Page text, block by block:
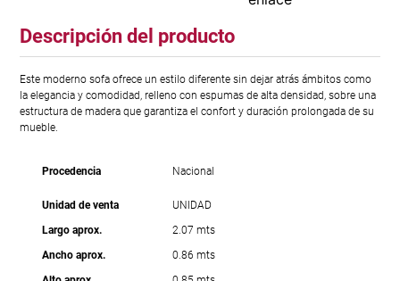
Descripción del producto
Este moderno sofa ofrece un estilo diferente sin dejar atrás ámbitos como
la elegancia y comodidad, relleno con espumas de alta densidad, sobre una
estructura de madera que garantiza el confort y duración prolongada de su
mueble.
Procedencia Nacional
Unidad de venta
UNIDAD
Largo aprox.
2.07 mts
Ancho aprox.
0.86 mts